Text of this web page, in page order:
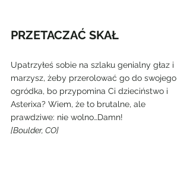
PRZETACZAĆ SKAŁ
Upatrzyłeś sobie na szlaku genialny głaz i
marzysz, żeby przerolować go do swojego
ogródka, bo przypomina Ci dzieciństwo i
Asterixa? Wiem, że to brutalne, ale
prawdziwe: nie wolno…Damn!
[Boulder, CO]